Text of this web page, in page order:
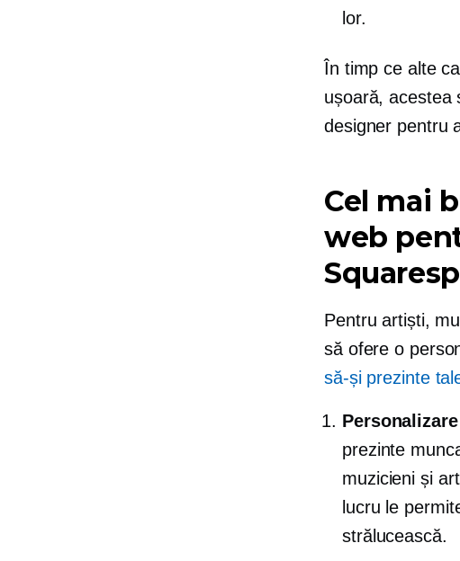
lor.
În timp ce alte
ușoară, acestea
designer pentru
Cel mai
web
Pentru artiști,
să ofere o
să-și prezinte
prezinte
muzicieni și
lucru le
strălucească.